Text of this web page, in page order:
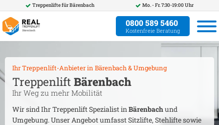
Treppenlifte fürBärenbach Mo. - Fr. 7:30-19:00 Uhr
0800 589 5460
Kostenfreie Beratung
Ihr Treppenlift-Anbieter in Bärenbach& Umgebung
Treppenlift Bärenbach
Ihr Weg zu mehr Mobilität
Wir sind Ihr Treppenlift Spezialist inBärenbachund
Umgebung. Unser Angebot umfasst Sitzlifte, Stehlifte sowie